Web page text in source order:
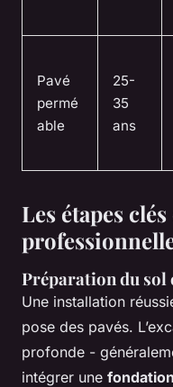
Pavé
permé
able
25-
35
ans
Les étapes
Préparation du sol
Une installation
pose des pavés.
profonde -
intégrer une